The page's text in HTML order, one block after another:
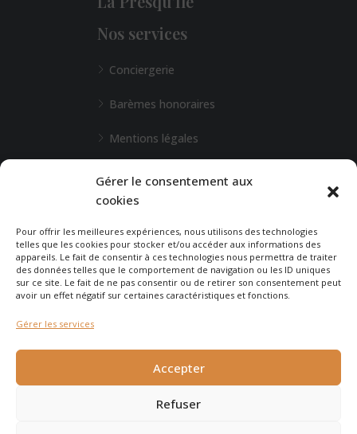
Gérer le consentement aux
cookies
Pour offrir les meilleures expériences, nous utilisons des technologies
telles que les cookies pour stocker et/ou accéder aux informations des
appareils. Le fait de consentir à ces technologies nous permettra de traiter
des données telles que le comportement de navigation ou les ID uniques
sur ce site. Le fait de ne pas consentir ou de retirer son consentement peut
avoir un effet négatif sur certaines caractéristiques et fonctions.
Gérer les services
Accepter
Refuser
Nos services
Conciergerie
Barèmes honoraires
Mentions légales
Une demande particulière ?
CONTACTEZ-NOUS
© 2026 - Agence Immobilière du Cap - site réalisé par
et Chocolatine Studio